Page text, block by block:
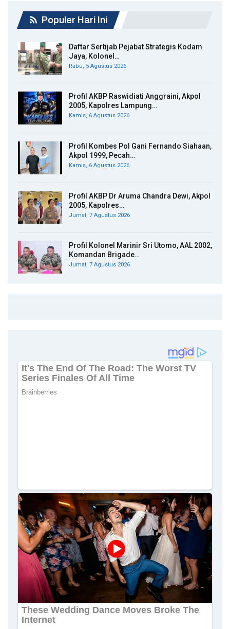
Populer Hari Ini
Daftar Sertijab Pejabat Strategis Kodam
Jaya, Kolonel…
Rabu, 5 Agustus 2026
Profil AKBP Raswidiati Anggraini, Akpol
2005, Kapolres Lampung…
Kamis, 6 Agustus 2026
Profil Kombes Pol Gani Fernando Siahaan,
Akpol 1999, Pecah…
Kamis, 6 Agustus 2026
Profil AKBP Dr Aruma Chandra Dewi, Akpol
2005, Kapolres…
Jumat, 7 Agustus 2026
Profil Kolonel Marinir Sri Utomo, AAL 2002,
Komandan Brigade…
Jumat, 7 Agustus 2026